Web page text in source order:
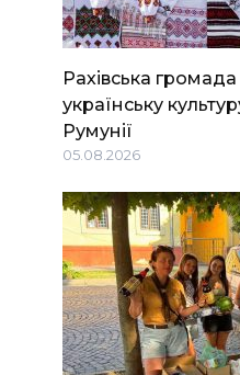
Рахівська
українську
Румунії
05.08.2026